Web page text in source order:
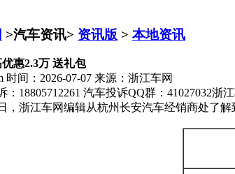
>汽车资讯> 资讯版 > 本地资讯
惠2.3万 送礼包
时间：2026-07-07 来源：浙江车网
18805712261 汽车投诉QQ群：41027032浙
，浙江车网编辑从杭州长安汽车经销商处了